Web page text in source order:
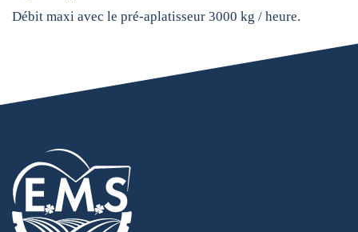
Débit maxi avec le pré-aplatisseur 3000 kg / heure.